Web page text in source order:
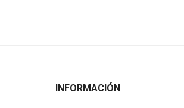
INFORMACIÓN